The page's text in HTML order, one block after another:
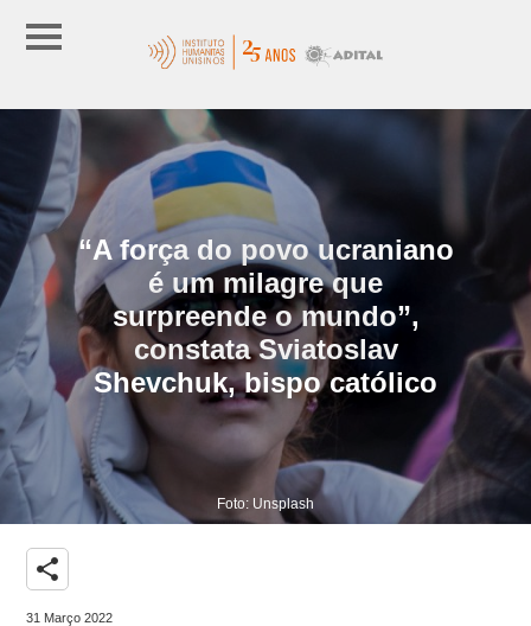
“A força do povo ucraniano
é um milagre que
surpreende o mundo”,
constata Sviatoslav
Shevchuk, bispo católico
Foto: Unsplash
share
31 Março 2022